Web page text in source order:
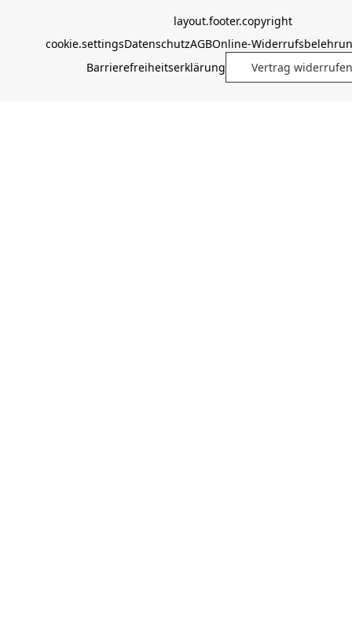
layout.footer.copyright
cookie.settingsDatenschutzAGBOnline-
Barrierefreiheitserklärung
Vertrag widerrufen